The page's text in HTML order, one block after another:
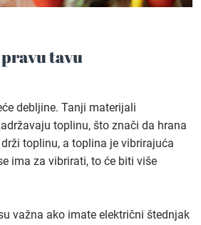
tavu
debljine. Tanji materijali
toplinu, što znači da hrana
toplinu, a toplina je vibrirajuća
ima za vibrirati, to će biti više
važna ako imate električni štednjak